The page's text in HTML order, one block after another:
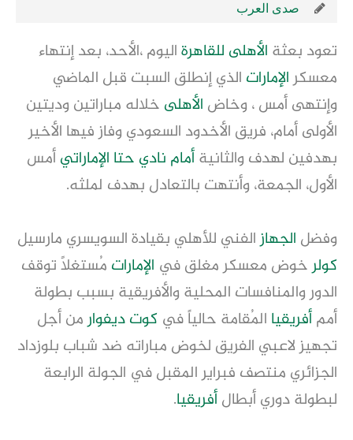
صدى العرب
تعود بعثة الأهلى للقاهرةاليوم ،الأحد، بعد إنتهاء
معسكرالإمارات الذي إنطلق السبت قبل الماضي
وإنتهى أمس ، وخاض الأهلى خلاله مباراتين وديتين
الأولى أمام، فريق الأخدود السعودي وفاز فيها الأخير
بهدفين لهدف والثانيةأمام نادي حتا الإماراتيأمس
الأول، الجمعة، وأنتهت بالتعادل بهدف لملثه.
وفضل الجهازالفني للأهلي بقيادة السويسري مارسيل
كولرخوض معسكر مغلق في الإمارات مُستغلاً توقف
الدور والمنافسات المحلية والأفريقية بسبب بطولة
أممأفريقيا المُقامة حالياً في كوت ديفوارمن أجل
تجهيز لاعبي الفريق لخوض مباراته ضد شباب بلوزداد
الجزائري منتصف فبراير المقبل في الجولة الرابعة
لبطولة دوري أبطالأفريقيا.